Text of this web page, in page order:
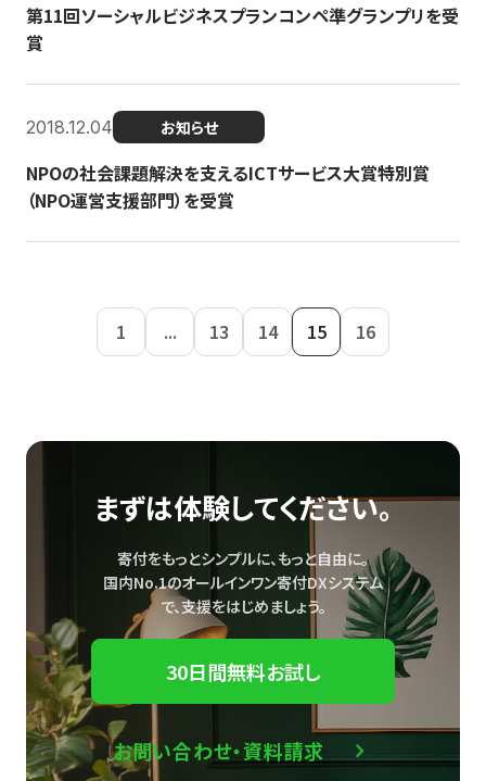
第11回ソーシャルビジネスプランコンペ準グランプリを受
賞
2018.12.04 お知らせ
NPOの社会課題解決を支えるICTサービス大賞特別賞
（NPO運営支援部門）を受賞
1 ... 13 14 15 16
まずは体験してください。
寄付をもっとシンプルに、もっと自由に。
国内No.1のオールインワン寄付DXシステム
で、支援をはじめましょう。
30日間無料お試し
お問い合わせ・資料請求